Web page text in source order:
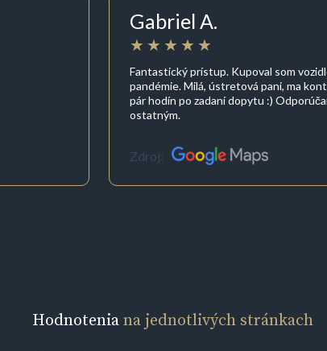
Gabriel A.
Fantastický prístup. Kupoval som
pandémie. Milá, ústretová pani, ma
pár hodín po zadaní dopytu :)
ostatným.
Zdroj:
Hodnoteniana jednotlivých stránkach